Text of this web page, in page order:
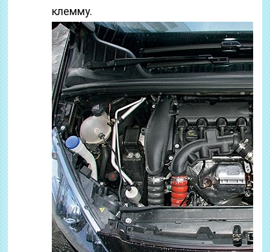
клемму.